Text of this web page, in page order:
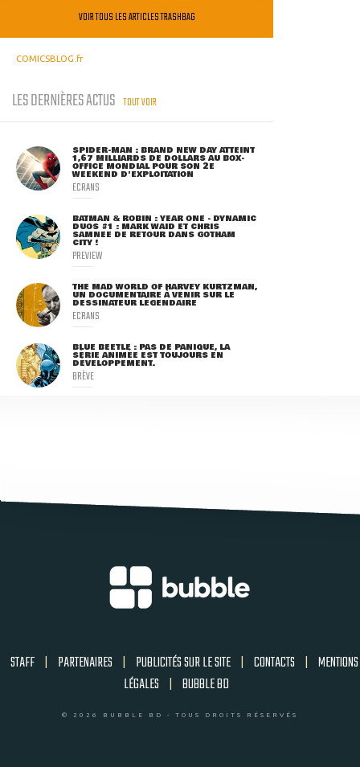
VOIR TOUS LES ARTICLES TRASHBAG
COMICSBLOG.fr
LES DERNIÈRES ACTUS TOUT VOIR
SPIDER-MAN : BRAND NEW DAY ATTEINT
1,67 MILLIARDS DE DOLLARS AU BOX-
OFFICE MONDIAL POUR SON 2E
WEEKEND D'EXPLOITATION
ECRANS
BATMAN & ROBIN : YEAR ONE - DYNAMIC
DUOS #1 : MARK WAID ET CHRIS
SAMNEE DE RETOUR DANS GOTHAM
CITY !
PREVIEW
THE MAD WORLD OF HARVEY KURTZMAN,
UN DOCUMENTAIRE À VENIR SUR LE
DESSINATEUR LÉGENDAIRE
ECRANS
BLUE BEETLE : PAS DE PANIQUE, LA
SÉRIE ANIMÉE EST TOUJOURS EN
DÉVELOPPEMENT.
BRÈVE
STAFF | PARTENAIRES | PUBLICITÉS SUR LE SITE | CONTACTS | MENTIONS
LÉGALES | BUBBLE BD
© 2026 BUBBLE BD - TOUS DROITS RÉSERVÉS